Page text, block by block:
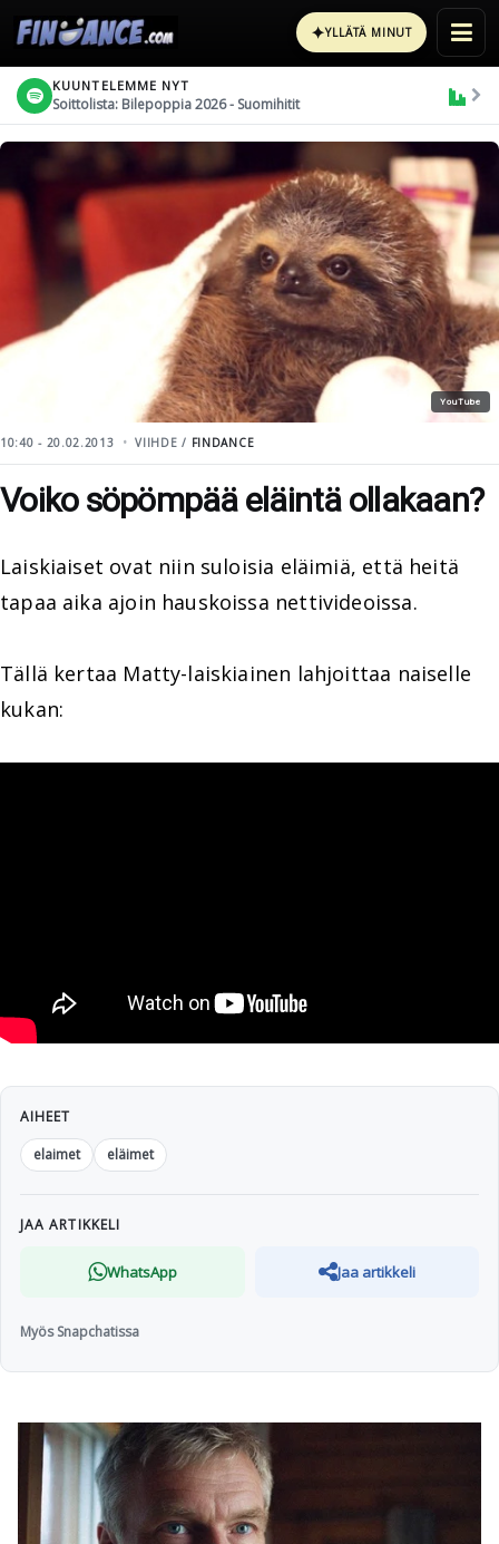
✦YLLÄTÄ MINUT
KUUNTELEMME NYT
Soittolista: Bilepoppia 2026 - Suomihitit
YouTube
10:40 - 20.02.2013 VIIHDE / FINDANCE
Voiko söpömpää eläintä ollakaan?
Laiskiaiset ovat niin suloisia eläimiä, että heitä
tapaa aika ajoin hauskoissa nettivideoissa.
Tällä kertaa Matty-laiskiainen lahjoittaa naiselle
kukan:
AIHEET
elaimet
eläimet
JAA ARTIKKELI
WhatsApp Jaa artikkeli
Myös Snapchatissa